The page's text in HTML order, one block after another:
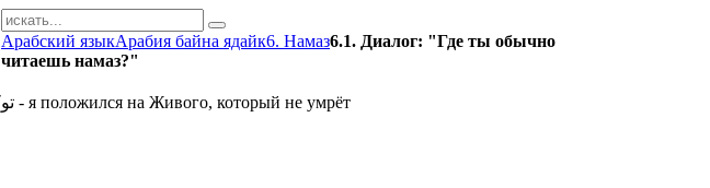
Арабский языкАрабия байна ядайк6. Намаз6.1. Диалог: "Где ты обычно
читаешь намаз?"